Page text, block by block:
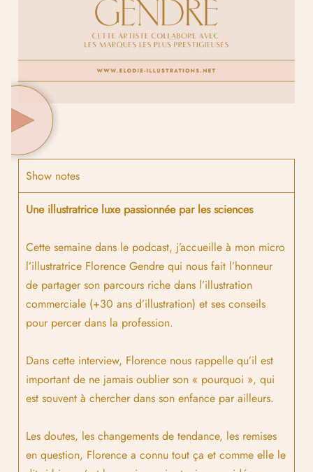
Show notes
Une illustratrice luxe passionnée par les sciences
Cette semaine dans le podcast, j’accueille à mon micro
l’illustratrice Florence Gendre qui nous fait l’honneur
de partager son parcours riche dans l’illustration
commerciale (+30 ans d’illustration) et ses conseils
pour percer dans la profession.
Dans cette interview, Florence nous rappelle qu’il est
important de ne jamais oublier son « pourquoi », qui
est souvent à chercher dans son enfance par ailleurs.
Les doutes, les changements de tendance, les remises
en question, Florence a connu tout ça et comme elle le